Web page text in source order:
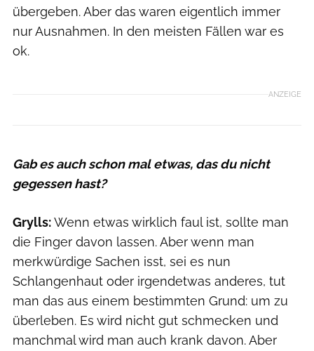
übergeben. Aber das waren eigentlich immer
nur Ausnahmen. In den meisten Fällen war es
ok.
ANZEIGE
Gab es auch schon mal etwas, das du nicht
gegessen hast?
Grylls:Wenn etwas wirklich faul ist, sollte man
die Finger davon lassen. Aber wenn man
merkwürdige Sachen isst, sei es nun
Schlangenhaut oder irgendetwas anderes, tut
man das aus einem bestimmten Grund: um zu
überleben. Es wird nicht gut schmecken und
manchmal wird man auch krank davon. Aber